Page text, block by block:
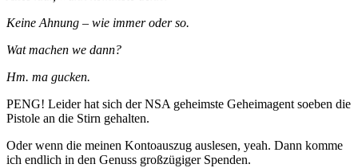
Keine Ahnung – wie immer oder so.
Wat machen we dann?
Hm. ma gucken.
PENG! Leider hat sich der NSA geheimste Geheimagent soeben die
Pistole an die Stirn gehalten.
Oder wenn die meinen Kontoauszug auslesen, yeah. Dann komme
ich endlich in den Genuss großzügiger Spenden.